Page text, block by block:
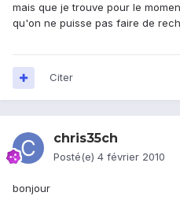
mais que je trouve pour le
qu'on ne puisse pas faire de
Citer
chris35ch
Posté(e) 4 février 2010
bonjour